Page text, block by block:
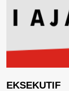
EKSEKUTIF